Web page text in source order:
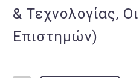
& Τεχνολογίας,
Επιστημών)